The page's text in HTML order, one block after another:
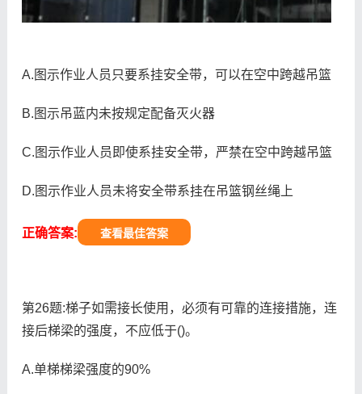
A.图示作业人员只要系挂安全带，可以在空中跨越吊篮
B.图示吊蓝内未按规定配备灭火器
C.图示作业人员即使系挂安全带，严禁在空中跨越吊篮
D.图示作业人员未将安全带系挂在吊篮钢丝绳上
正确答案: 查看最佳答案
第26题:梯子如需接长使用，必须有可靠的连接措施，连
接后梯梁的强度，不应低于()。
A.单梯梯梁强度的90%